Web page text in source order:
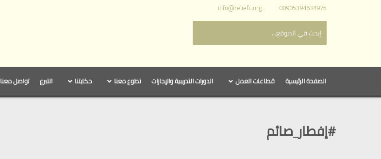
00905394634975
info@reliefc.org
الصفحة الرئيسية قطاعات العمل الدورات التدريبية والإجازات تطوع معنا حكايتنا التبرع تواصل معنا
#إفطار_صائم